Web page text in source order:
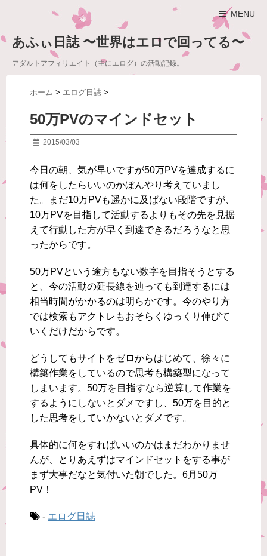
MENU
あふぃ日誌 〜世界はエロで回ってる〜
アダルトアフィリエイト（主にエログ）の活動記録。
ホーム > エログ日誌 >
50万PVのマインドセット
2015/03/03
今日の朝、気が早いですが50万PVを達成するに
は何をしたらいいのかぼんやり考えていまし
た。まだ10万PVも遥かに及ばない段階ですが、
10万PVを目指して活動するよりもその先を見据
えて行動した方が早く到達できるだろうなと思
ったからです。
50万PVという途方もない数字を目指そうとする
と、今の活動の延長線を辿っても到達するには
相当時間がかかるのは明らかです。今のやり方
では検索もアクトレもおそらくゆっくり伸びて
いくだけだからです。
どうしてもサイトをゼロからはじめて、徐々に
構築作業をしているので思考も構築型になって
しまいます。50万を目指すなら逆算して作業を
するようにしないとダメですし、50万を目的と
した思考をしていかないとダメです。
具体的に何をすればいいのかはまだわかりませ
んが、とりあえずはマインドセットをする事が
まず大事だなと気付いた朝でした。6月50万
PV！
- エログ日誌